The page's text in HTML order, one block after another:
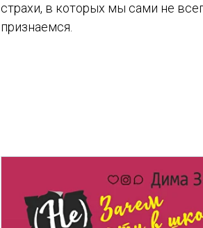
страхи, в которых мы сами не
признаемся.